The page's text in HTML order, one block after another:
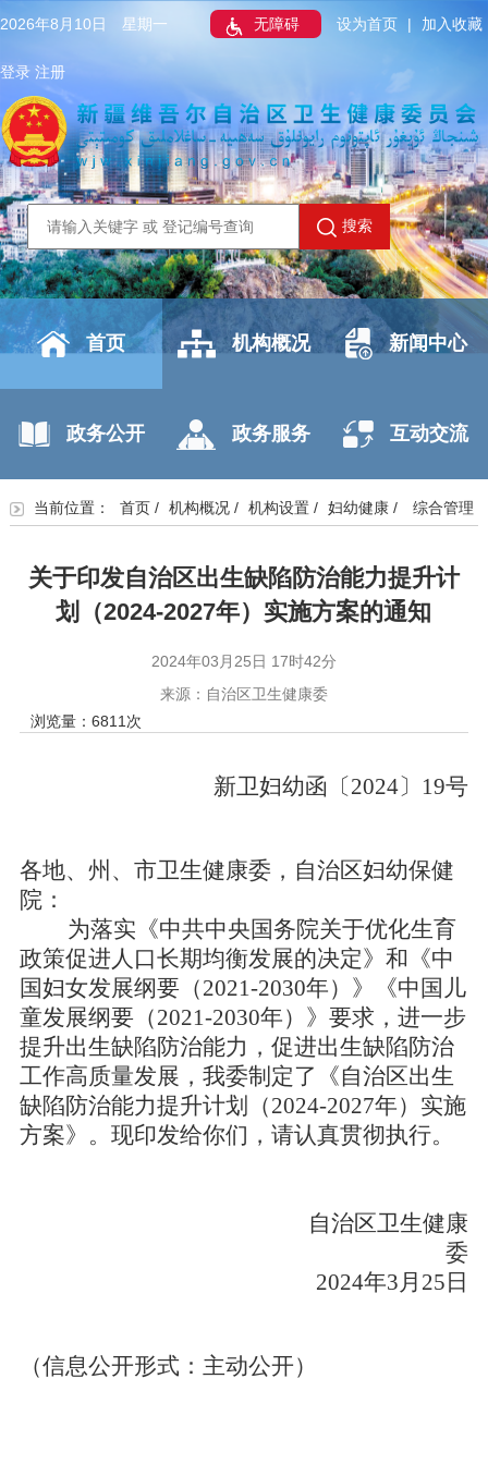
2026年8月10日 星期一 无障碍 设为首页 | 加入收藏
登录 注册
搜索
首页 机构概况 新闻中心
政务公开 政务服务 互动交流
当前位置： 首页/ 机构概况/ 机构设置/ 妇幼健康/ 综合管理
关于印发自治区出生缺陷防治能力提升计
划（2024-2027年）实施方案的通知
2024年03月25日 17时42分
来源：自治区卫生健康委
浏览量： 6811 次
新卫妇幼函〔2024〕19号
各地、州、市卫生健康委，自治区妇幼保健
院：
为落实《中共中央国务院关于优化生育
政策促进人口长期均衡发展的决定》和《中
国妇女发展纲要（2021-2030年）》《中国儿
童发展纲要（2021-2030年）》要求，进一步
提升出生缺陷防治能力，促进出生缺陷防治
工作高质量发展，我委制定了《自治区出生
缺陷防治能力提升计划（2024-2027年）实施
方案》。现印发给你们，请认真贯彻执行。
自治区卫生健康
委
2024年3月25日
（信息公开形式：主动公开）